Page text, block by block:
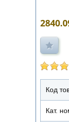
Код
Кат.